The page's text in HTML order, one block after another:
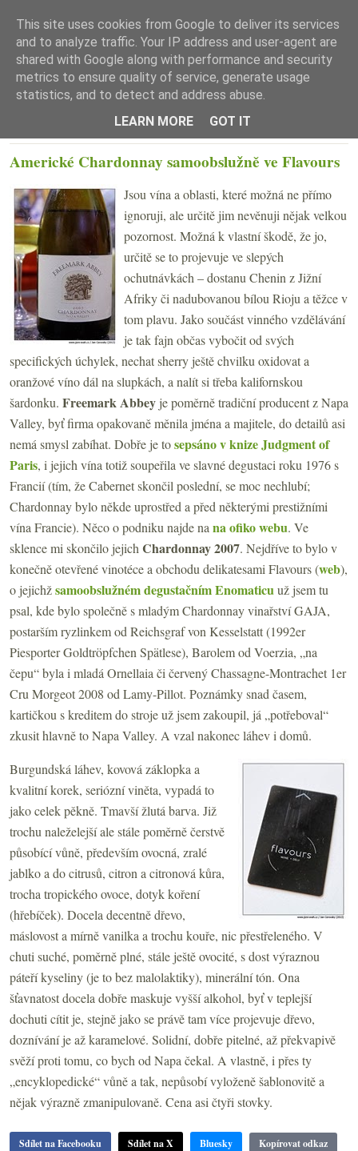
☰ Menu
Americké Chardonnay samoobslužně ve Flavours
Jsou vína a oblasti, které možná ne přímo
ignoruji, ale určitě jim nevěnuji nějak velkou
pozornost. Možná k vlastní škodě, že jo,
určitě se to projevuje ve slepých
ochutnávkách – dostanu Chenin z Jižní
Afriky či nadubovanou bílou Rioju a těžce v
tom plavu. Jako součást vinného vzdělávání
je tak fajn občas vybočit od svých
specifických úchylek, nechat sherry ještě chvilku oxidovat a
oranžové víno dál na slupkách, a nalít si třeba kalifornskou
šardonku. Freemark Abbey je poměrně tradiční producent z Napa
Valley, byť firma opakovaně měnila jména a majitele, do detailů asi
nemá smysl zabíhat. Dobře je tosepsáno v knize Judgment of
Paris, i jejich vína totiž soupeřila ve slavné degustaci roku 1976 s
Francií (tím, že Cabernet skončil poslední, se moc nechlubí;
Chardonnay bylo někde uprostřed a před některými prestižními
vína Francie). Něco o podniku najde na na ofiko webu. Ve
sklence mi skončilo jejich Chardonnay 2007. Nejdříve to bylo v
konečně otevřené vinotéce a obchodu delikatesami Flavours (web),
o jejichžsamoobslužném degustačním Enomaticuuž jsem tu
psal, kde bylo společně s mladým Chardonnay vinařství GAJA,
postarším ryzlinkem od Reichsgraf von Kesselstatt (1992er
Piesporter Goldtröpfchen Spätlese), Barolem od Voerzia, „na
čepu“ byla i mladá Ornellaia či červený Chassagne-Montrachet 1er
Cru Morgeot 2008 od Lamy-Pillot. Poznámky snad časem,
kartičkou s kreditem do stroje už jsem zakoupil, já „potřeboval“
zkusit hlavně to Napa Valley. A vzal nakonec láhev i domů.
Burgundská láhev, kovová záklopka a
kvalitní korek, seriózní viněta, vypadá to
jako celek pěkně. Tmavší žlutá barva. Již
trochu naleželejší ale stále poměrně čerstvě
působící vůně, především ovocná, zralé
jablko a do citrusů, citron a citronová kůra,
trocha tropického ovoce, dotyk koření
(hřebíček). Docela decentně dřevo,
máslovost a mírně vanilka a trochu kouře, nic přestřeleného. V
chuti suché, poměrně plné, stále ještě ovocité, s dost výraznou
páteří kyseliny (je to bez malolaktiky), minerální tón. Ona
šťavnatost docela dobře maskuje vyšší alkohol, byť v teplejší
dochuti cítit je, stejně jako se právě tam více projevuje dřevo,
doznívání je až karamelové. Solidní, dobře pitelné, až překvapivě
svěží proti tomu, co bych od Napa čekal. A vlastně, i přes ty
„encyklopedické“ vůně a tak, nepůsobí vyloženě šablonovitě a
nějak výrazně zmanipulovaně. Cena asi čtyři stovky.
Sdílet na Facebooku Sdílet na X Bluesky Kopírovat odkaz
This site uses cookies from Google to deliver its services
and to analyze traffic. Your IP address and user-agent are
shared with Google along with performance and security
metrics to ensure quality of service, generate usage
statistics, and to detect and address abuse.
LEARN MORE
GOT IT